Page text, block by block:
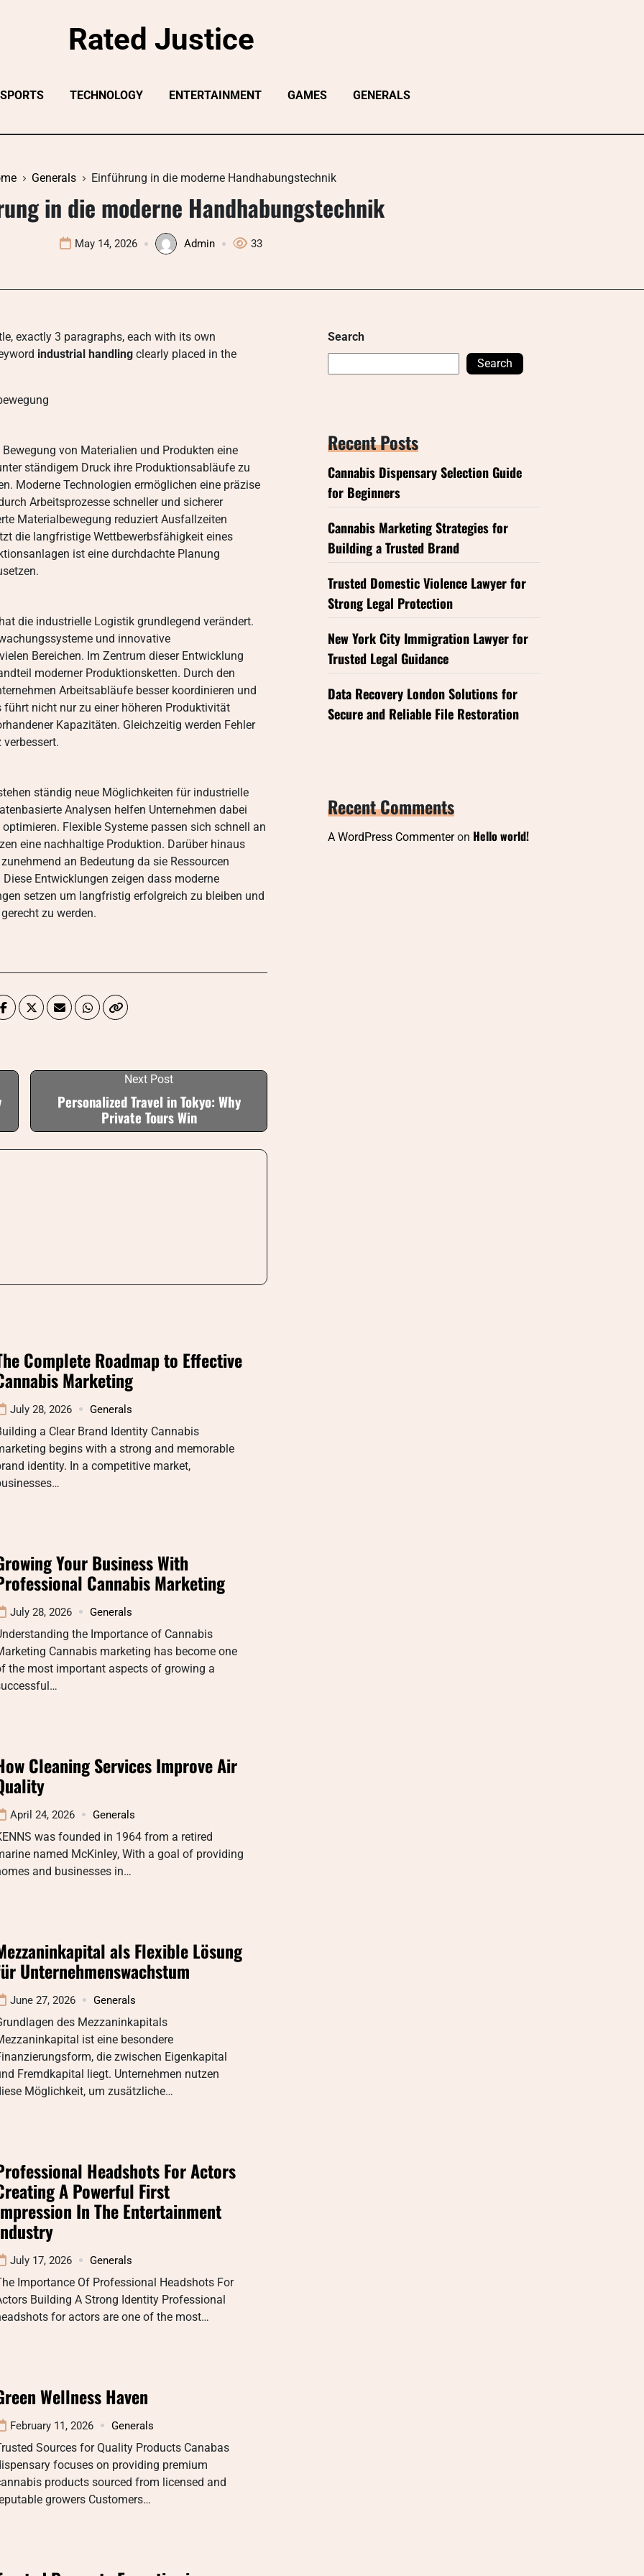
Rated Justice
SPORTS TECHNOLOGY ENTERTAINMENT GAMES GENERALS
Generals Einführung in die moderne Handhabungstechnik
in die moderne Handhabungstechnik
May 14, 2026 Admin 33
exactly 3 paragraphs, each with its own
industrial handling clearly placed in the
von Materialien und Produkten eine
ständigem Druck ihre Produktionsabläufe zu
Moderne Technologien ermöglichen eine präzise
Arbeitsprozesse schneller und sicherer
Materialbewegung reduziert Ausfallzeiten
die langfristige Wettbewerbsfähigkeit eines
ist eine durchdachte Planung
die industrielle Logistik grundlegend verändert.
und innovative
Bereichen. Im Zentrum dieser Entwicklung
moderner Produktionsketten. Durch den
Arbeitsabläufe besser koordinieren und
nicht nur zu einer höheren Produktivität
Kapazitäten. Gleichzeitig werden Fehler
ständig neue Möglichkeiten für industrielle
Analysen helfen Unternehmen dabei
Flexible Systeme passen sich schnell an
eine nachhaltige Produktion. Darüber hinaus
an Bedeutung da sie Ressourcen
Entwicklungen zeigen dass moderne
setzen um langfristig erfolgreich zu bleiben und
zu werden.
Next Post
Personalized Travel in Tokyo: Why
Private Tours Win
Complete Roadmap to Effective
Marketing
July 28, 2026 Generals
a Clear Brand Identity Cannabis
begins with a strong and memorable
identity. In a competitive market,
Your Business With
Cannabis Marketing
July 28, 2026 Generals
the Importance of Cannabis
Cannabis marketing has become one
the most important aspects of growing a
Cleaning Services Improve Air
April 24, 2026 Generals
was founded in 1964 from a retired
named McKinley, With a goal of providing
and businesses in…
als Flexible Lösung
Unternehmenswachstum
June 27, 2026 Generals
des Mezzaninkapitals
ist eine besondere
die zwischen Eigenkapital
Fremdkapital liegt. Unternehmen nutzen
Möglichkeit, um zusätzliche…
Headshots For Actors
A Powerful First
In The Entertainment
July 17, 2026 Generals
Importance Of Professional Headshots For
Building A Strong Identity Professional
for actors are one of the most…
Wellness Haven
February 11, 2026 Generals
Sources for Quality Products Canabas
focuses on providing premium
products sourced from licensed and
growers Customers…
Search
Search
Recent Posts
Cannabis Dispensary Selection Guide
for Beginners
Cannabis Marketing Strategies for
Building a Trusted Brand
Trusted Domestic Violence Lawyer for
Strong Legal Protection
New York City Immigration Lawyer for
Trusted Legal Guidance
Data Recovery London Solutions for
Secure and Reliable File Restoration
Recent Comments
A WordPress Commenteron Hello world!